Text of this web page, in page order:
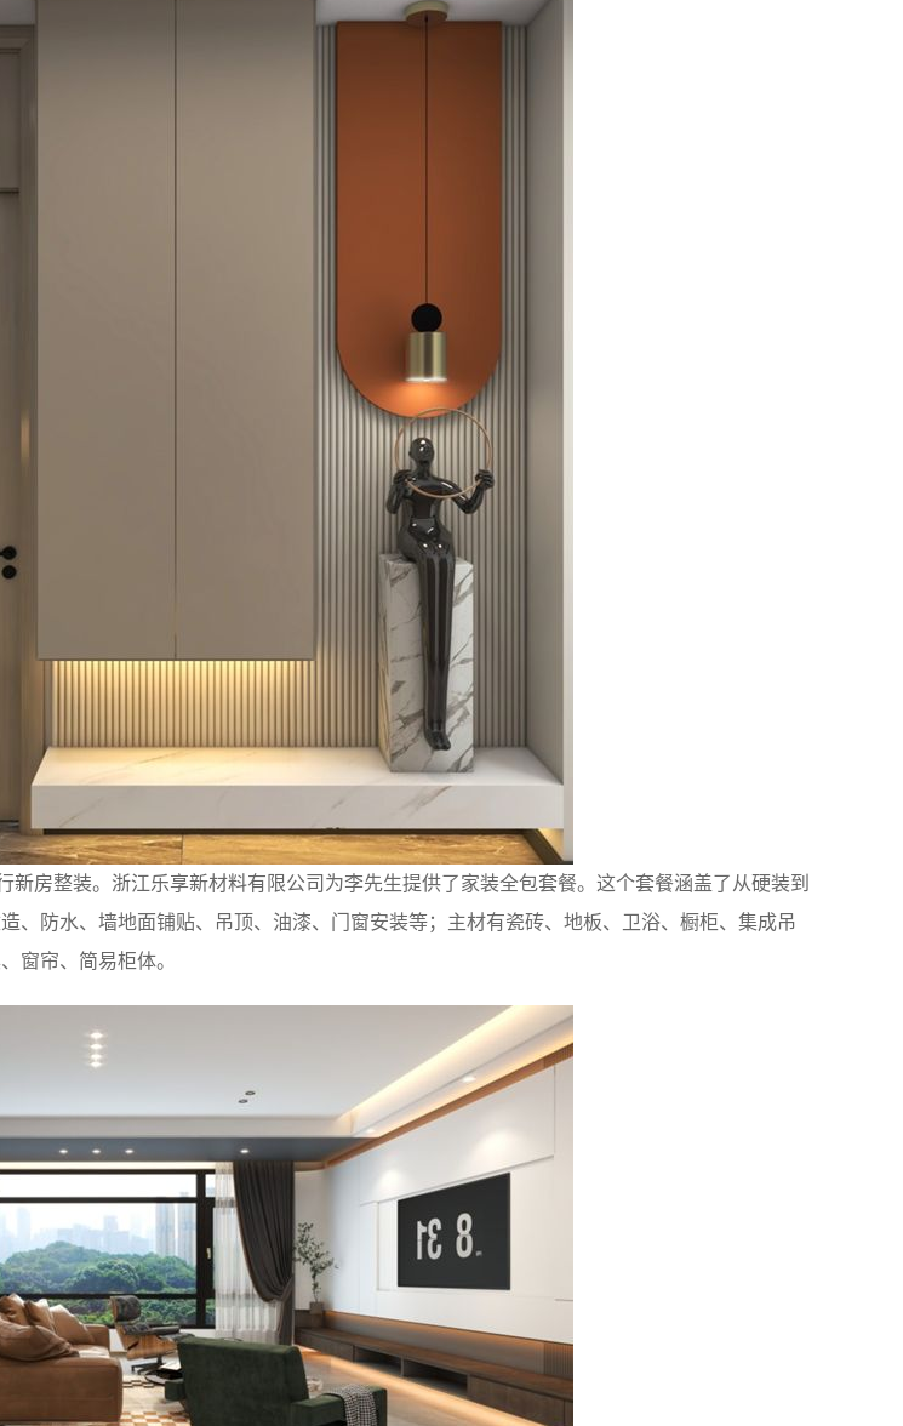
房整装。浙江乐享新材料有限公司为李先生提供了家装全包套餐。这个套餐涵盖了从硬装到
、防水、墙地面铺贴、吊顶、油漆、门窗安装等；主材有瓷砖、地板、卫浴、橱柜、集成吊
窗帘、简易柜体。